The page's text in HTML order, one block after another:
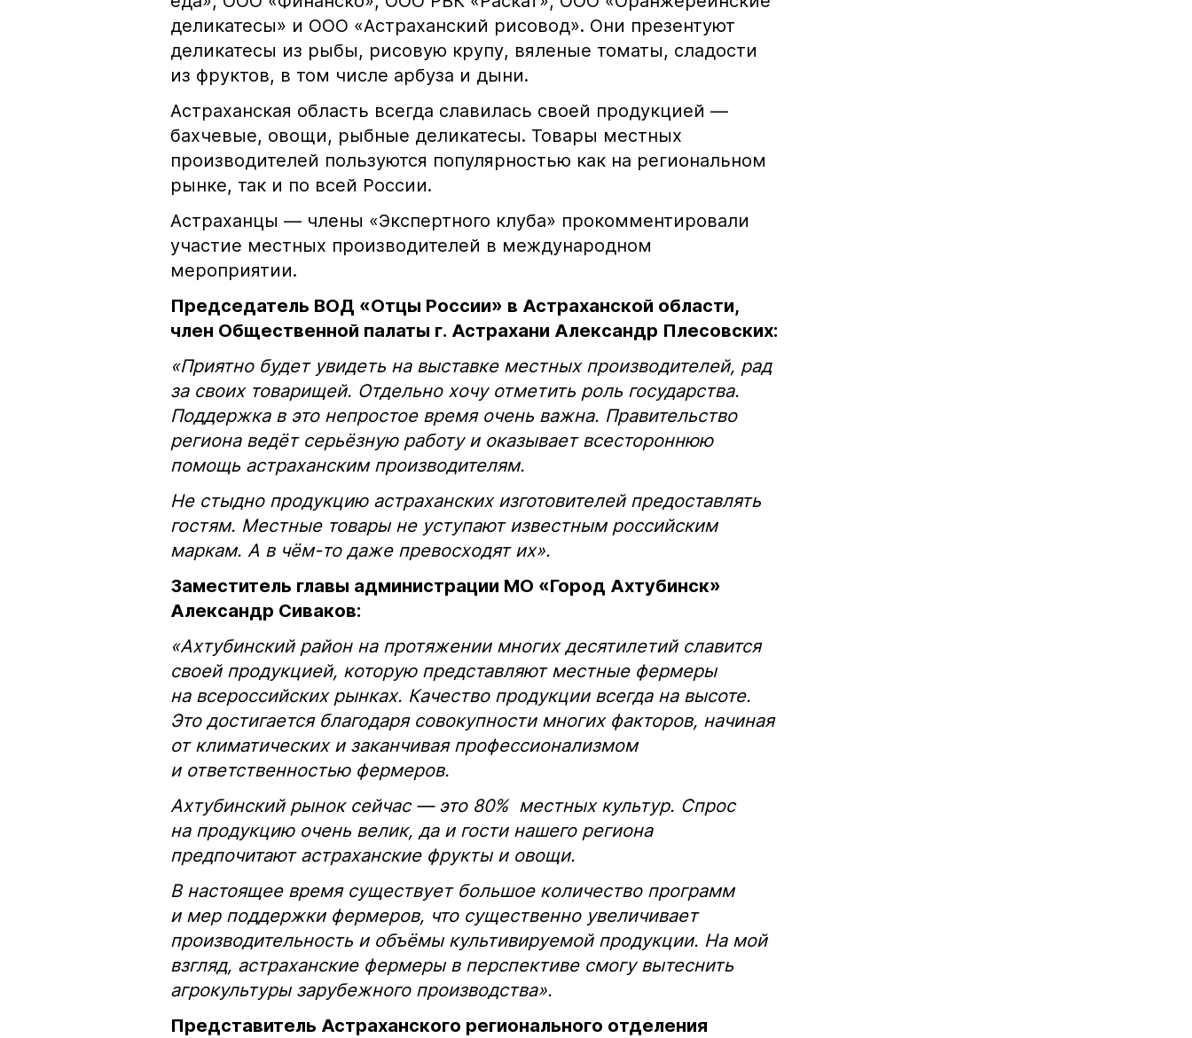
деликатесы» и ООО «Астраханский рисовод». Они презентуют
деликатесы из рыбы, рисовую крупу, вяленые томаты, сладости
из фруктов, в том числе арбуза и дыни.
Астраханская область всегда славилась своей продукцией —
бахчевые, овощи, рыбные деликатесы. Товары местных
производителей пользуются популярностью как на региональном
рынке, так и по всей России.
Астраханцы — члены «Экспертного клуба» прокомментировали
участие местных производителей в международном
мероприятии.
Председатель ВОД «Отцы России» в Астраханской области,
член Общественной палаты г. Астрахани Александр Плесовских:
«Приятно будет увидеть на выставке местных производителей, рад
за своих товарищей. Отдельно хочу отметить роль государства.
Поддержка в это непростое время очень важна. Правительство
региона ведёт серьёзную работу и оказывает всестороннюю
помощь астраханским производителям.
Не стыдно продукцию астраханских изготовителей предоставлять
гостям. Местные товары не уступают известным российским
маркам. А в чём-то даже превосходят их».
Заместитель главы администрации МО «Город Ахтубинск»
Александр Сиваков:
«Ахтубинский район на протяжении многих десятилетий славится
своей продукцией, которую представляют местные фермеры
на всероссийских рынках. Качество продукции всегда на высоте.
Это достигается благодаря совокупности многих факторов, начиная
от климатических и заканчивая профессионализмом
и ответственностью фермеров.
Ахтубинский рынок сейчас — это 80% местных культур. Спрос
на продукцию очень велик, да и гости нашего региона
предпочитают астраханские фрукты и овощи.
В настоящее время существует большое количество программ
и мер поддержки фермеров, что существенно увеличивает
производительность и объёмы культивируемой продукции. На мой
взгляд, астраханские фермеры в перспективе смогу вытеснить
агрокультуры зарубежного производства».
Представитель Астраханского регионального отделения